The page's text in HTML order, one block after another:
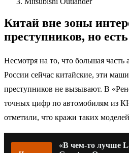
Китай вне зоны
преступников, но
Несмотря на то, что большая часть
России сейчас китайские, эти
преступников не вызывают. В
точных цифр по автомобилям из
отметили, что кражи таких
«В чем-то лучше